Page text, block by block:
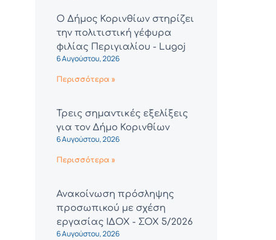
Ο Δήμος Κορινθίων στηρίζει
την πολιτιστική γέφυρα
φιλίας Περιγιαλίου - Lugoj
6 Αυγούστου, 2026
Περισσότερα »
Τρεις σημαντικές εξελίξεις
για τον Δήμο Κορινθίων
6 Αυγούστου, 2026
Περισσότερα »
Ανακοίνωση πρόσληψης
προσωπικού με σχέση
εργασίας ΙΔΟΧ - ΣΟΧ 5/2026
6 Αυγούστου, 2026